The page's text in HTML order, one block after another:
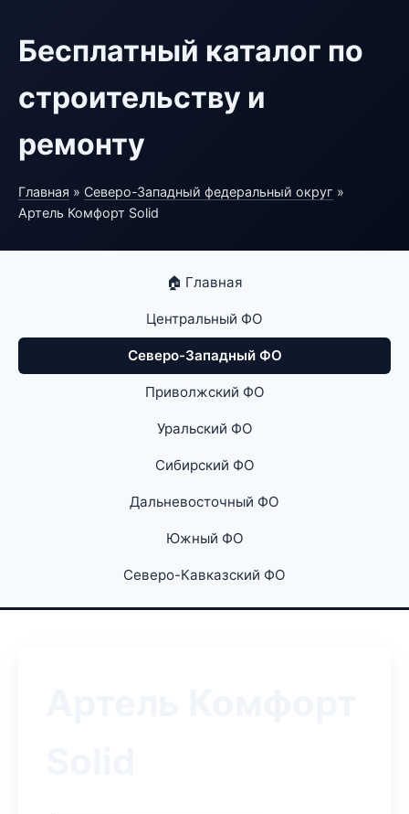
Бесплатный каталог по
строительству и
ремонту
Главная » Северо-Западный федеральный округ »
Артель Комфорт Solid
🏠 Главная
Центральный ФО
Северо-Западный ФО
Приволжский ФО
Уральский ФО
Сибирский ФО
Дальневосточный ФО
Южный ФО
Северо-Кавказский ФО